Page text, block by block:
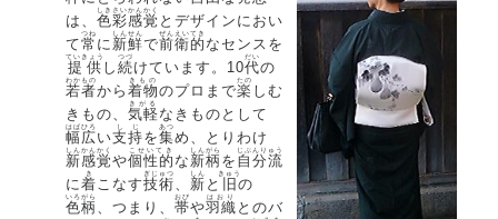
は、 色彩
しきさい
感覚
かんかく
とデザインにおい
て常
つね
に 新鮮
しんせん
で前衛的
ぜんえいてき
なセンスを
提供
ていきょう
し 続
つづ
けています。10代
だい
の
若者
わかもの
から 着物
きもの
のプロまで楽
たの
しむ
きもの、 気軽
きがる
なきものとして
幅広
はばひろ
い支持
しじ
を集
あつ
め、とりわけ
新感覚
しんかんかく
や個性的
こせいてき
な 新柄
しんがら
を 自分流
じぶんりゅう
に着
き
こなす技術
ぎじゅつ
、 新
しん
と 旧
きゅう
の
色柄
いろがら
、つまり、 帯
おび
や羽織
はおり
とのバ